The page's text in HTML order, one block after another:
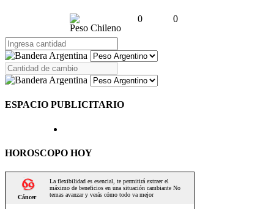
Peso Chileno
0 0
ESPACIO PUBLICITARIO
HOROSCOPO HOY